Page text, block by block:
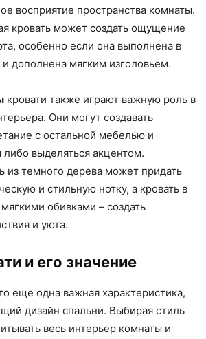
восприятие пространства комнаты.
кровать может создать ощущение
особенно если она выполнена в
дополнена мягким изголовьем.
кровати также играют важную роль в
Они могут создавать
с остальной мебелью и
выделяться акцентом.
из темного дерева может придать
и стильную нотку, а кровать в
обивками – создать
и уюта.
и его значение
еще одна важная характеристика,
дизайн спальни. Выбирая стиль
весь интерьер комнаты и